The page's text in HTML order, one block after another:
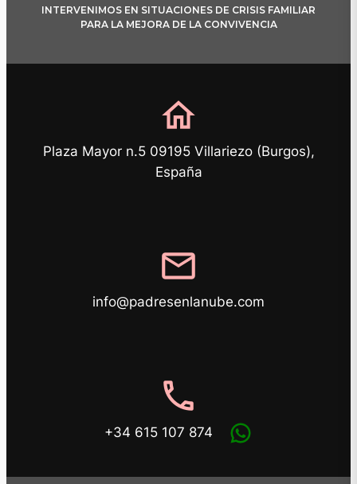
INTERVENIMOS EN SITUACIONES DE CRISIS FAMILIAR
PARA LA MEJORA DE LA CONVIVENCIA
home
Plaza Mayor n.5 09195 Villariezo (Burgos),
España
mail
info@padresenlanube.com
phone
+34 615 107 874